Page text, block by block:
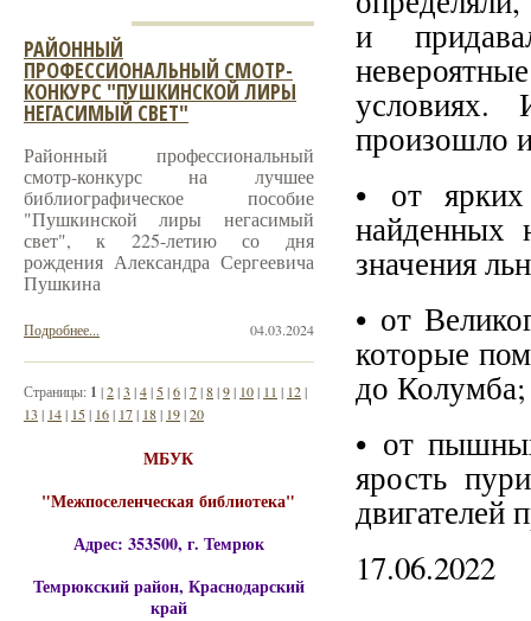
и
произошло
• от
найденных
значения
• от
которые
до Колумба;
• от
ярость
17.06.2022
РАЙОННЫЙ
ПРОФЕССИОНАЛЬНЫЙ СМОТР-
КОНКУРС "ПУШКИНСКОЙ ЛИРЫ
НЕГАСИМЫЙ СВЕТ"
Районный профессиональный
смотр-конкурс на лучшее
библиографическое пособие
"Пушкинской лиры негасимый
свет", к 225-летию со дня
рождения Александра Сергеевича
Пушкина
04.03.2024
Подробнее...
Страницы: 1 |2|3 |4| 5|6|7|8|9| 10| 11 | 12|
13 | 14| 15| 16| 17| 18| 19|20
МБУК
"Межпоселенческая библиотека"
Адрес: 353500, г. Темрюк
Темрюкский район, Краснодарский
край